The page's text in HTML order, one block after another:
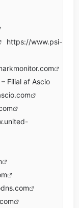
https://www.psi-
Filial af Ascio